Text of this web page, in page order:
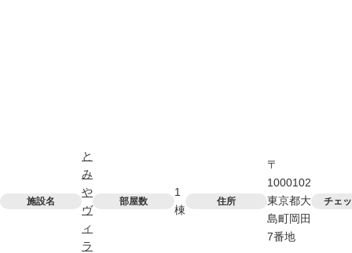
施設名
と
み
や
ヴ
ィ
ラ
部屋数
1
棟
住所
〒
1000102
東京都大
島町岡田
7番地
チェ